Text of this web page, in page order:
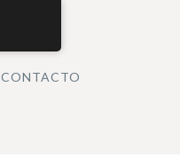
CONTACTO